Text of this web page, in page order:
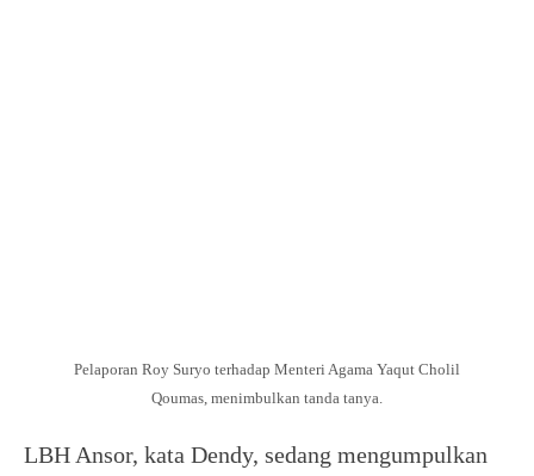
Pelaporan Roy Suryo terhadap Menteri Agama Yaqut Cholil
Qoumas, menimbulkan tanda tanya.
LBH Ansor, kata Dendy, sedang mengumpulkan